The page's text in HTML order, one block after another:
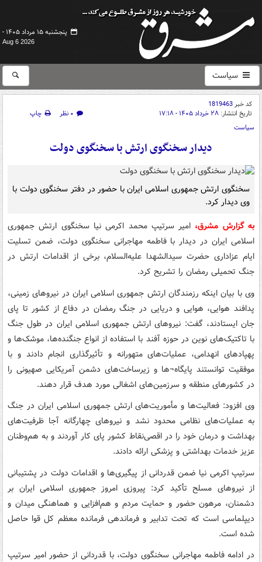
پنجشنبه ۱۵ مرداد ۱۴۰۵ -
Aug 6 2026
سیاست
کد خبر1819463
تاریخ انتشار: ۲۸ خرداد ۱۴۰۵ - ۱۷:۱۸ ۰ نظر
چاپ
سیاست
دیدار سخنگوی ارتش با سخنگوی دولت
سخنگوی ارتش جمهوری اسلامی ایران با حضور در دفتر سخنگوی دولت با
وی دیدار کرد.
به گزارش مشرق، امیر سرتیپ محمد اکرمی نیا سخنگوی ارتش جمهوری
اسلامی ایران در دیدار با فاطمه مهاجرانی سخنگوی دولت، ضمن تسلیت
ایام عزاداری حضرت سیدالشهدا علیه‌السلام، برخی از اقدامات ارتش در
جنگ تحمیلی رمضان را تشریح کرد.
وی با بیان اینکه رزمندگان ارتش جمهوری اسلامی ایران در نیروهای زمینی،
پدافند هوایی، هوایی و دریایی در جنگ رمضان در دفاع از کشور تا پای
جان ایستادند، گفت: نیروهای ارتش جمهوری اسلامی ایران در طول جنگ
با تاکتیک‌های نوین در حوزه آفند با استفاده از انواع جنگنده‌ها، موشک‌ها و
پهپادهای انهدامی، عملیات‌های متهورانه و تأثیرگذاری انجام دادند و با
موفقیت توانستند پایگاه¬ها و زیرساخت‌های دشمن آمریکایی صهیونی را
در کشورهای منطقه و سرزمین‌های اشغالی مورد هدف قرار دهند.
وی افزود: فعالیت‌ها و مأموریت‌های ارتش جمهوری اسلامی ایران در جنگ
به عملیات‌های نظامی محدود نشد و نیروهای چهارگانه آجا ظرفیت‌های
بهداشت و درمان خود را در اقصی‌نقاط کشور پای کار آوردند و به هم‌وطنان
عزیز خدمات بهداشتی و پزشکی ارائه دادند.
سرتیپ اکرمی نیا ضمن قدردانی از پیگیری‌ها و اقدامات دولت در پشتیبانی
از نیروهای مسلح تأکید کرد: پیروزی امروز جمهوری اسلامی ایران بر
دشمنان، مرهون حضور و حمایت مردم و هم‌افزایی و هماهنگی میدان و
دیپلماسی است که تحت تدابیر و فرماندهی فرمانده معظم کل قوا حاصل
شده است.
در ادامه فاطمه مهاجرانی سخنگوی دولت، با قدردانی از حضور امیر سرتیپ